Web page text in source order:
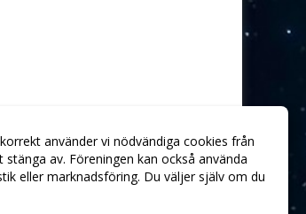
använder vi nödvändiga cookies från
av. Föreningen kan också använda
eller marknadsföring. Du väljer själv om du